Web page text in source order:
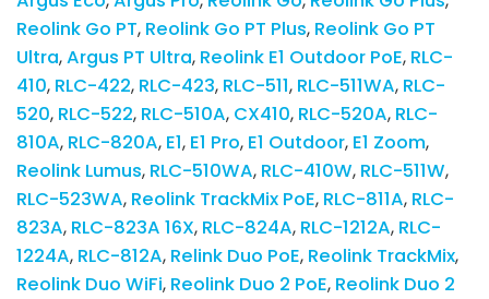
Reolink Go PT Reolink Go PT Plus Reolink Go PT
Ultra Argus PT Ultra Reolink E1 Outdoor PoE RLC-
410 RLC-422 RLC-423 RLC-511 RLC-511WA RLC-
520 RLC-522 RLC-510A CX410 RLC-520A RLC-
810A RLC-820A E1 E1 Pro E1 Outdoor E1 Zoom
Reolink Lumus RLC-510WA RLC-410W RLC-511W
RLC-523WA Reolink TrackMix PoE RLC-811A RLC-
823A RLC-823A 16X RLC-824A RLC-1212A RLC-
1224A RLC-812A Relink Duo PoE Reolink TrackMix
Reolink Duo WiFi Reolink Duo 2 PoE Reolink Duo 2